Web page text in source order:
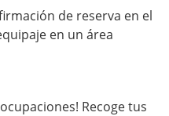
de reserva en el
en un área
Recoge tus